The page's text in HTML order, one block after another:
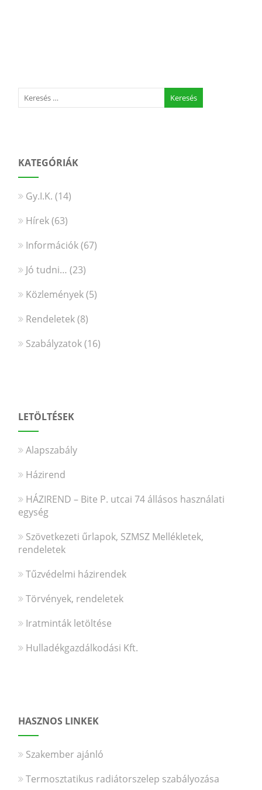
KATEGÓRIÁK
Gy.I.K. (14)
Hírek(63)
Információk(67)
Jó tudni… (23)
Közlemények(5)
Rendeletek(8)
Szabályzatok(16)
LETÖLTÉSEK
Alapszabály
Házirend
HÁZIREND – Bite P. utcai 74 állásos használati
egység
Szövetkezeti űrlapok, SZMSZ Mellékletek,
rendeletek
Tűzvédelmi házirendek
Törvények, rendeletek
Iratminták letöltése
Hulladékgazdálkodási Kft.
HASZNOS LINKEK
Szakember ajánló
Termosztatikus radiátorszelep szabályozása